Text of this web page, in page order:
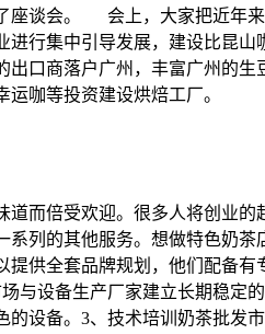
座谈会。 会上，大家把近年
行集中引导发展，建设比昆
出口商落户广州，丰富广州的
咖等投资建设烘焙工厂。
道而倍受欢迎。很多人将创业
列的其他服务。想做特色奶
提供全套品牌规划，他们配备
与设备生产厂家建立长期稳
设备。3、技术培训奶茶批